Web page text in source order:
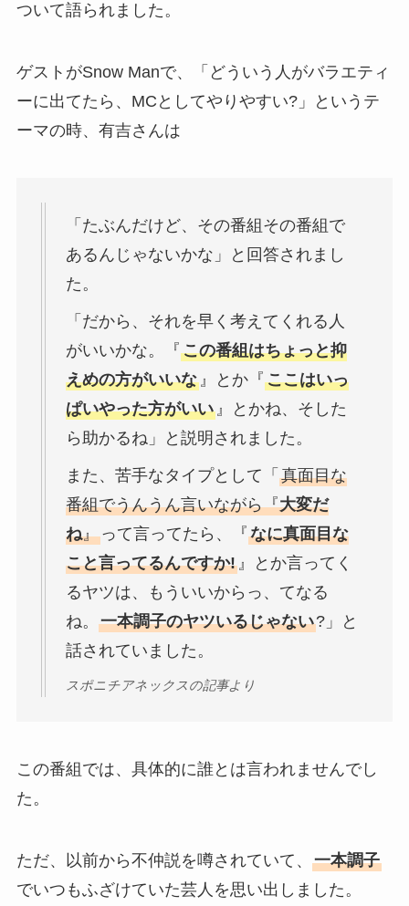
ついて語られました。
ゲストがSnow Manで、「どういう人がバラエティ
ーに出てたら、MCとしてやりやすい?」というテ
ーマの時、有吉さんは
「たぶんだけど、その番組その番組で
あるんじゃないかな」と回答されまし
た。
「だから、それを早く考えてくれる人
がいいかな。『この番組はちょっと抑
えめの方がいいな』とか『ここはいっ
ぱいやった方がいい』とかね、そした
ら助かるね」と説明されました。
また、苦手なタイプとして「 真面目な
番組でうんうん言いながら『大変だ
ね』って言ってたら、『なに真面目な
こと言ってるんですか!』とか言ってく
るヤツは、もういいからっ、てなる
ね。 一本調子のヤツいるじゃない?」と
話されていました。
スポニチアネックスの記事より
この番組では、具体的に誰とは言われませんでし
た。
ただ、以前から不仲説を噂されていて、 一本調子
でいつもふざけていた芸人を思い出しました。